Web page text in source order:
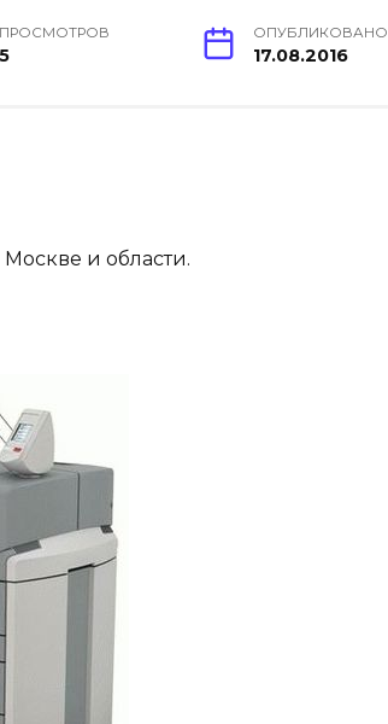
ПРОСМОТРОВ
5
ОПУБЛИКОВАНО
17.08.2016
и области.